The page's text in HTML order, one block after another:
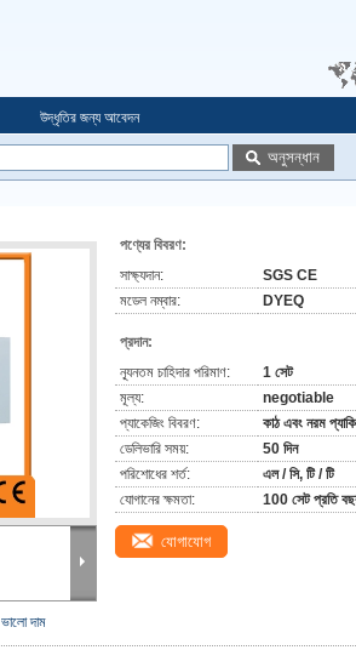
উদ্ধৃতির জন্য আবেদন
অনুসন্ধান
ভালো দাম
পণ্যের বিবরণ:
সাক্ষ্যদান:
SGS CE
মডেল নম্বার:
DYEQ
প্রদান:
ন্যূনতম চাহিদার পরিমাণ:
1 সেট
মূল্য:
negotiable
প্যাকেজিং বিবরণ:
কাঠ এবং নরম
ডেলিভারি সময়:
50 দিন
পরিশোধের শর্ত:
এল / সি, টি / টি
যোগানের ক্ষমতা:
100 সেট প্রতি
যোগাযোগ